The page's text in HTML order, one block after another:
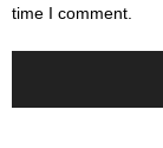
time I comment.